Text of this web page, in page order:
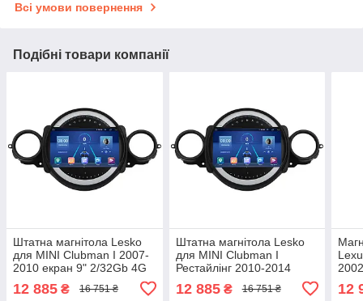
Всі умови повернення
Подібні товари компанії
Штатна магнітола Lesko
для MINI Clubman I 2007-
2010 екран 9" 2/32Gb 4G
12 885 ₴ 16 751 ₴
Штатна магнітола Lesko
для MINI Clubman I
Рестайлінг 2010-2014
екран 9" 2/32Gb 4G Wi-Fi
GPS Top
12 885₴ 16 751 ₴ 12